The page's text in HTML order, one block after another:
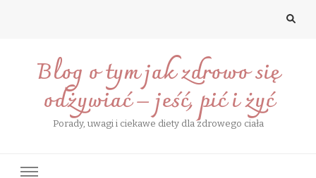
Blog o tym jak zdrowo się
odżywiać – jeść, pić i żyć
Porady, uwagi i ciekawe diety dla zdrowego ciała